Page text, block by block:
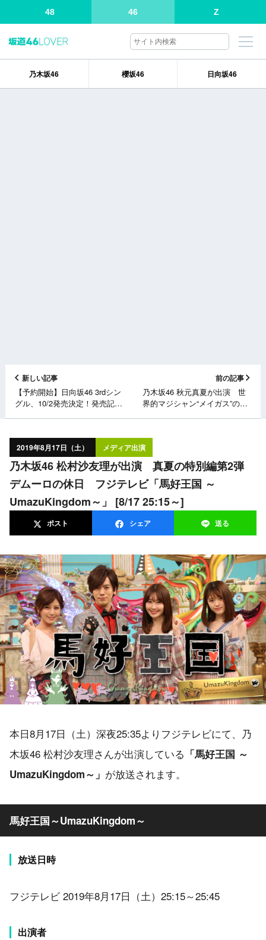
48 46 Z
乃木坂46 櫻坂46 日向坂46
新しい記事
【予約開始】日向坂46 3rdシン
グル、10/2発売決定！発売記念
前の記事
乃木坂46 秋元真夏が出演 世
界的マジシャン“メイガス”の究
22:30～]
2019年8月17日（土） メディア出演
乃木坂46 松村沙友理が出演 真夏の特別編第2弾
デムーロの休日 フジテレビ「馬好王国 ～
UmazuKingdom～」 [8/17 25:15～]
ポスト シェア 送る
本日8月17日（土）深夜25:35よりフジテレビにて、乃
木坂46 松村沙友理さんが出演している 「馬好王国 ～
UmazuKingdom～」 が放送されます。
馬好王国～UmazuKingdom～
放送日時
フジテレビ 2019年8月17日（土）25:15～25:45
出演者